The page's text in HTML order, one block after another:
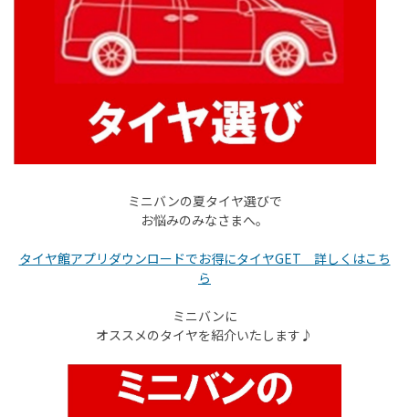
ミニバンの夏タイヤ選びで
お悩みのみなさまへ。
タイヤ館アプリダウンロードでお得にタイヤGET 詳しくはこち
ら
ミニバンに
オススメのタイヤを紹介いたします♪